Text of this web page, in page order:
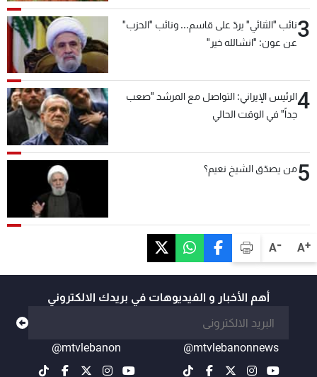
A+
A-
3نائب "الثنائي" يردّ على قاسم... ونائب "الحزب"
عن عون: "انشالله خير"
4الرئيس الإيراني: التواصل مع المرشد "صعب
جداً" في الوقت الحالي
5من يصدّق الشيخ نعيم؟
أهم الأخبار و الفيديوهات في بريدك الالكتروني
@mtvlebanonnews
@mtvlebanon